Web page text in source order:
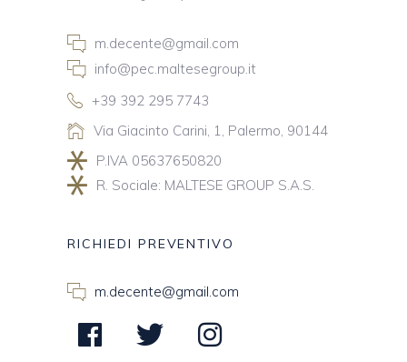
m.decente@gmail.com
info@pec.maltesegroup.it
+39 392 295 7743
Via Giacinto Carini, 1, Palermo, 90144
P.IVA 05637650820
R. Sociale: MALTESE GROUP S.A.S.
RICHIEDI PREVENTIVO
m.decente@gmail.com